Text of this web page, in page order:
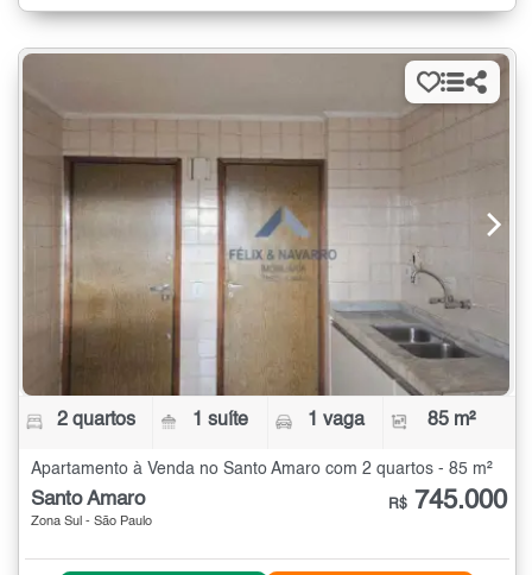
2 quartos 1 suíte 1 vaga 85 m²
Apartamento à Venda no Santo Amaro com 2 quartos - 85 m²
Santo Amaro
Zona Sul - São Paulo
R$ 745.000